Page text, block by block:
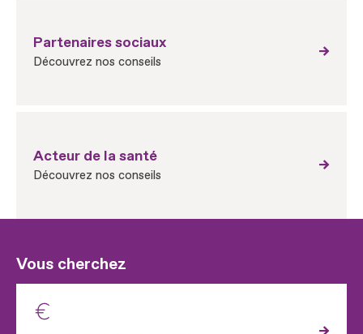
Partenaires sociaux
Découvrez nos conseils
Acteur de la santé
Découvrez nos conseils
Vous cherchez